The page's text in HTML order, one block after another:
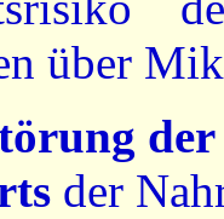
über
der